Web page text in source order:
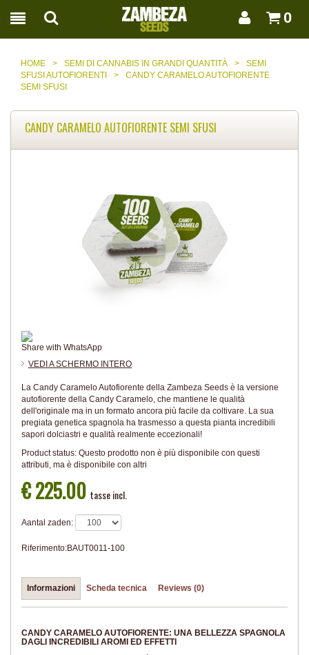
0
HOME > SEMI DI CANNABIS IN GRANDI QUANTITÀ >
SEMI
SFUSI AUTOFIORENTI
>
CANDY CARAMELO AUTOFIORENTE
SEMI SFUSI
CANDY CARAMELO AUTOFIORENTE SEMI SFUSI
Share with WhatsApp
VEDI A SCHERMO INTERO
La Candy Caramelo Autofiorente della Zambeza Seeds è la versione
autofiorente della Candy Caramelo, che mantiene le qualità
dell'originale ma in un formato ancora più facile da coltivare. La sua
pregiata genetica spagnola ha trasmesso a questa pianta incredibili
sapori dolciastri e qualità realmente eccezionali!
Product status: Questo prodotto non è più disponibile con questi
attributi, ma è disponibile con altri
€ 225.00 tasse incl.
Aantal zaden:
Riferimento:BAUT0011-100
Informazioni Scheda tecnica Reviews (0)
CANDY CARAMELO AUTOFIORENTE: UNA BELLEZZA SPAGNOLA
DAGLI INCREDIBILI AROMI ED EFFETTI